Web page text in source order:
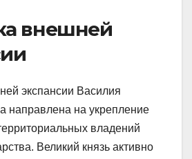
внешней
экспансии Василия
направлена на укрепление
владений
Великий князь активно